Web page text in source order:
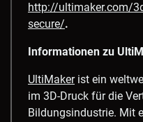
http://ultimaker.com/
secure/.
Informationen zu
UltiMakerist ein
im 3D-Druck für die
Bildungsindustrie. Mit